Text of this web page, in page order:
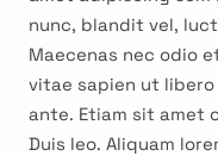
nunc, blandit vel,
Maecenas nec odio
vitae sapien ut
ante. Etiam sit amet
Duis leo. Aliquam